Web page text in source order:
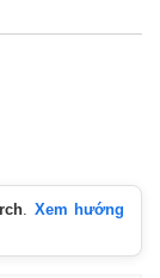
. Xem hướng